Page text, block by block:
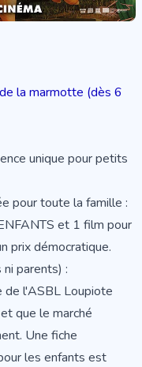
la marmotte (dès 6
unique pour petits
pour toute la famille :
et 1 film pour
prix démocratique.
parents) :
de l'ASBL Loupiote
que le marché
Une fiche
les enfants est